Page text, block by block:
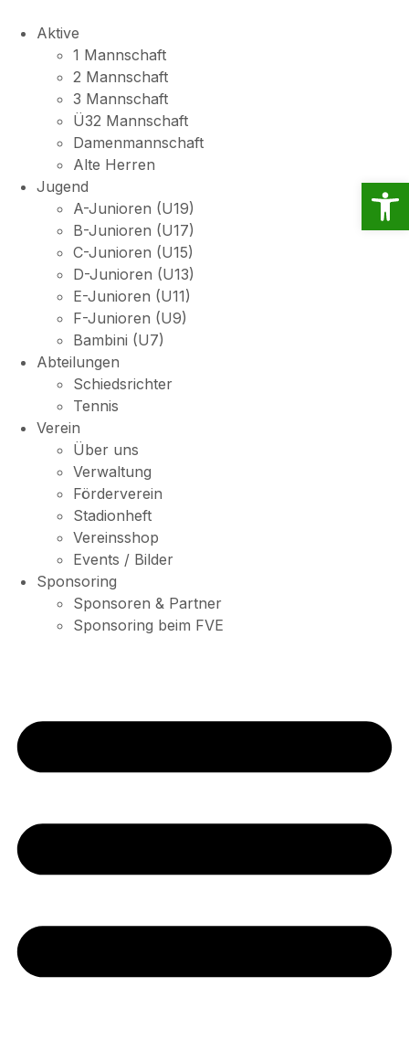
Aktive
1 Mannschaft
2 Mannschaft
3 Mannschaft
Ü32 Mannschaft
Damenmannschaft
Alte Herren
Jugend
A-Junioren (U19)
B-Junioren (U17)
C-Junioren (U15)
D-Junioren (U13)
E-Junioren (U11)
F-Junioren (U9)
Bambini (U7)
Abteilungen
Schiedsrichter
Tennis
Verein
Über uns
Verwaltung
Förderverein
Stadionheft
Vereinsshop
Events / Bilder
Sponsoring
Sponsoren & Partner
Sponsoring beim FVE